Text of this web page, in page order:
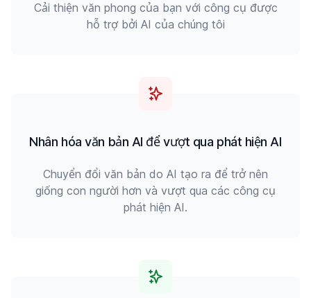
Cải thiện văn phong của bạn với công cụ được
hỗ trợ bởi AI của chúng tôi
Nhân hóa văn bản AI để vượt qua phát hiện AI
Chuyển đổi văn bản do AI tạo ra để trở nên
giống con người hơn và vượt qua các công cụ
phát hiện AI.